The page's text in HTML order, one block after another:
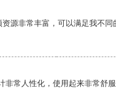
源非常丰富，可以满足我不同
非常人性化，使用起来非常舒服